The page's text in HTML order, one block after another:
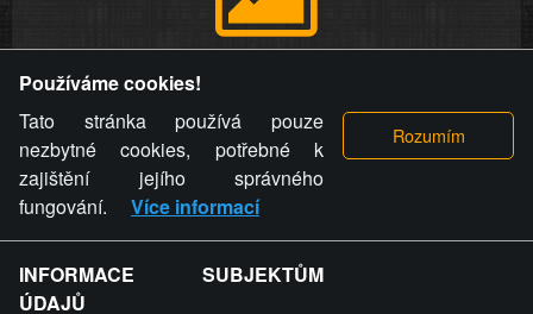
videa a komentáře. Osoba, které se toto opatření provozovatele
stránky týče, ani osoba, která umístila fotografii nebo video na
stránku, nemůže z důvodu odstranění fotografie, videa nebo
komentáře pro výše uvedenou okolnost uplatnit vůči
provozovateli stránky žádný nárok na náhradu škody nebo
nemajetkové újmy.
ZVRÁCENÝ.CZ - Svět není zvrácenej. To jen
Používáme cookies!
Tato stránka používá pouze
nezbytné cookies, potřebné k
zajištění jejího správného
fungování.
Více informací
INFORMACE SUBJEKTŮM
ÚDAJŮ